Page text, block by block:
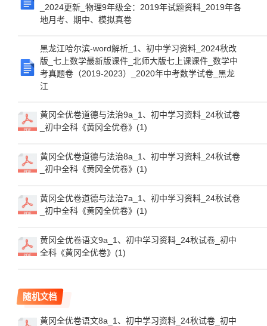
_2024更新_物理9年级全：2019年试题资料_2019年各
地月考、期中、模拟真卷
黑龙江哈尔滨-word解析_1、初中学习资料_2024秋改
版_七上数学最新版课件_北师大版七上课课件_数学中
考真题卷（2019-2023）_2020年中考数学试卷_黑龙
江
黄冈全优卷道德与法治9a_1、初中学习资料_24秋试卷
_初中全科《黄冈全优卷》(1)
黄冈全优卷道德与法治8a_1、初中学习资料_24秋试卷
_初中全科《黄冈全优卷》(1)
黄冈全优卷道德与法治7a_1、初中学习资料_24秋试卷
_初中全科《黄冈全优卷》(1)
黄冈全优卷语文9a_1、初中学习资料_24秋试卷_初中
全科《黄冈全优卷》(1)
随机文档
黄冈全优卷语文8a_1、初中学习资料_24秋试卷_初中